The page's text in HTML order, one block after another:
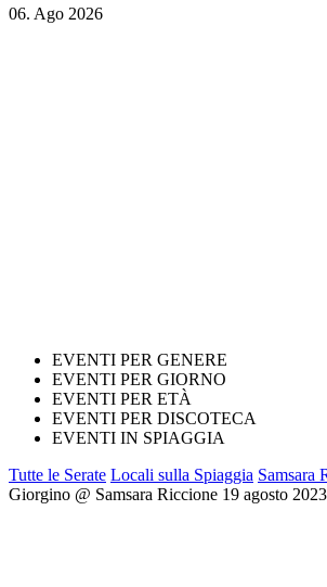
06. Ago 2026
EVENTI PER GENERE
EVENTI PER GIORNO
EVENTI PER ETÀ
EVENTI PER DISCOTECA
EVENTI IN SPIAGGIA
Tutte le Serate Locali sulla Spiaggia Samsara
Giorgino @ Samsara Riccione 19 agosto 2023